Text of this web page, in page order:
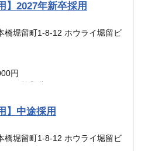
残業代(77,700円)を含む
】2027年新卒採用
橋堀留町1-8-12 ホウライ堀留ビ
円
（営業職のみ）
＋ インセンティブ
】中途採用
橋堀留町1-8-12 ホウライ堀留ビ